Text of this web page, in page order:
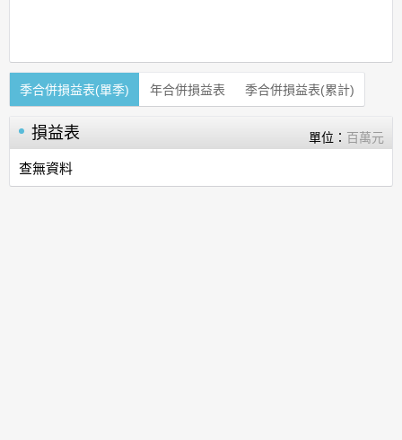
季合併損益表(單季) 年合併損益表 季合併損益表(累計)
損益表 單位： 百萬元
查無資料